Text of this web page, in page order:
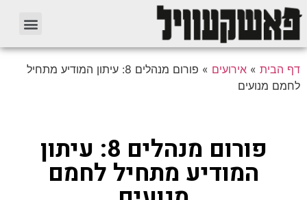
דף הבית » אירועים »
פורום מנהלים 8: עיתון המודיע מתחיל
לחמם מנועים
פורום מנהלים 8: עיתון
המודיע מתחיל לחמם